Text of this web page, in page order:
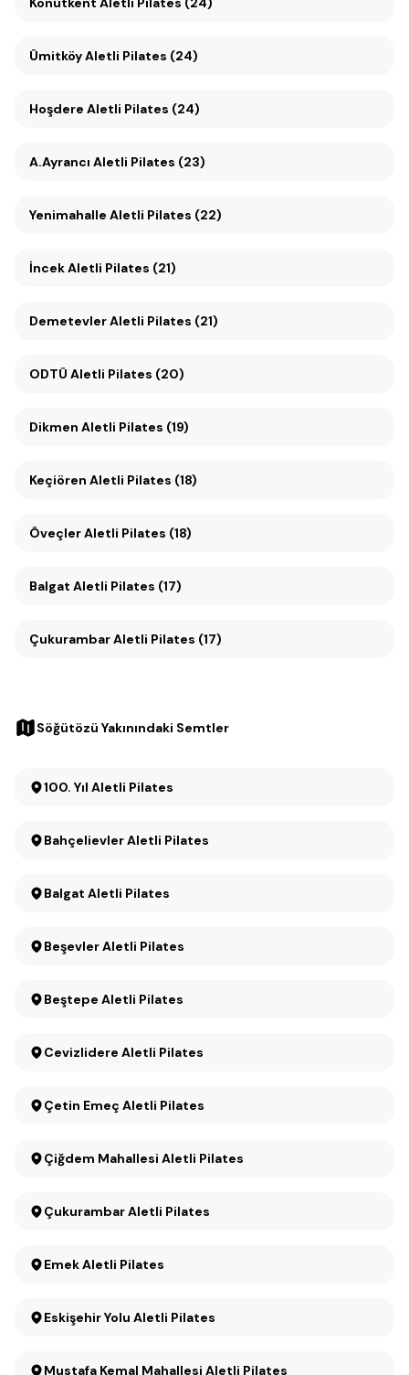
Ümitköy Aletli Pilates (24)
Hoşdere Aletli Pilates (24)
A.Ayrancı Aletli Pilates (23)
Yenimahalle Aletli Pilates (22)
İncek Aletli Pilates (21)
Demetevler Aletli Pilates (21)
ODTÜ Aletli Pilates (20)
Dikmen Aletli Pilates (19)
Keçiören Aletli Pilates (18)
Öveçler Aletli Pilates (18)
Balgat Aletli Pilates (17)
Çukurambar Aletli Pilates (17)
Söğütözü Yakınındaki Semtler
100. Yıl Aletli Pilates
Bahçelievler Aletli Pilates
Balgat Aletli Pilates
Beşevler Aletli Pilates
Beştepe Aletli Pilates
Cevizlidere Aletli Pilates
Çetin Emeç Aletli Pilates
Çiğdem Mahallesi Aletli Pilates
Çukurambar Aletli Pilates
Emek Aletli Pilates
Eskişehir Yolu Aletli Pilates
Mustafa Kemal Mahallesi Aletli Pilates